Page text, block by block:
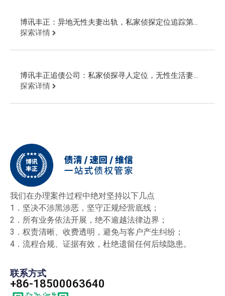
博讯丰正：异地无性夫妻出轨，私家侦探定位追踪第三
者追回财物
探索详情
博讯丰正追债公司：私家侦探寻人定位，无性生活妻子
出轨第三者
探索详情
我们在办理案件过程中绝对坚持以下几点
1．坚决不涉黑涉恶，坚守正规经营底线；
2．所有业务依法开展，绝不逾越法律边界；
3．权责清晰、收费透明，避免与客户产生纠纷；
4．流程合规、证据有效，杜绝遗留任何后续隐患。
联系方式
+86-18500063640